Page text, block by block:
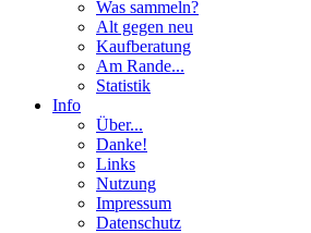
Was sammeln?
Alt gegen neu
Kaufberatung
Am Rande...
Statistik
Info
Über...
Danke!
Links
Nutzung
Impressum
Datenschutz